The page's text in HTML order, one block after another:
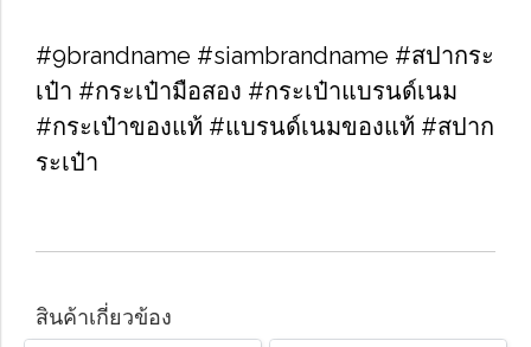
#9brandname #siambrandname #สปากระ
เป๋า #กระเป๋ามือสอง #กระเป๋าแบรนด์เนม
#กระเป๋าของแท้ #แบรนด์เนมของแท้ #สปาก
ระเป๋า
สินค้าเกี่ยวข้อง